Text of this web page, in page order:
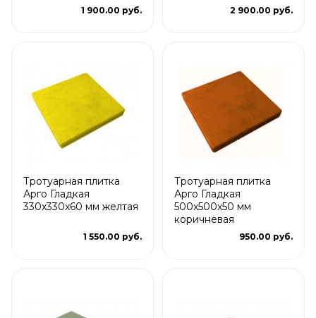
1 900.00 руб. 2 900.00 руб.
Тротуарная плитка
Арго Гладкая
330x330x60 мм желтая
1 550.00 руб.
Тротуарная плитка
Арго Гладкая
500x500x50 мм
коричневая
950.00 руб.